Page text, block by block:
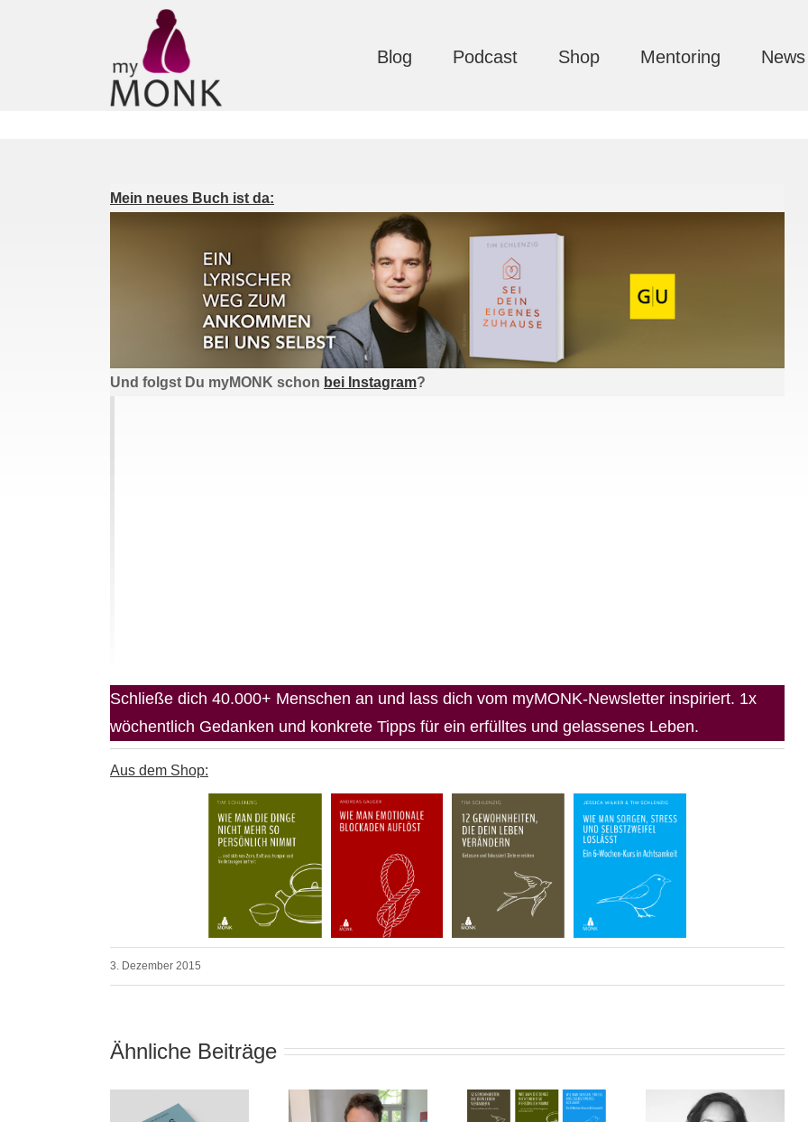
Blog Podcast Shop Mentoring News
Mein neues Buch ist da:
Und folgst Du myMONK schon bei Instagram?
Schließe dich 40.000+ Menschen an und lass dich vom myMONK-Newsletter inspiriert. 1x
wöchentlich Gedanken und konkrete Tipps für ein erfülltes und gelassenes Leben.
Aus dem Shop:
3. Dezember 2015
Ähnliche Beiträge